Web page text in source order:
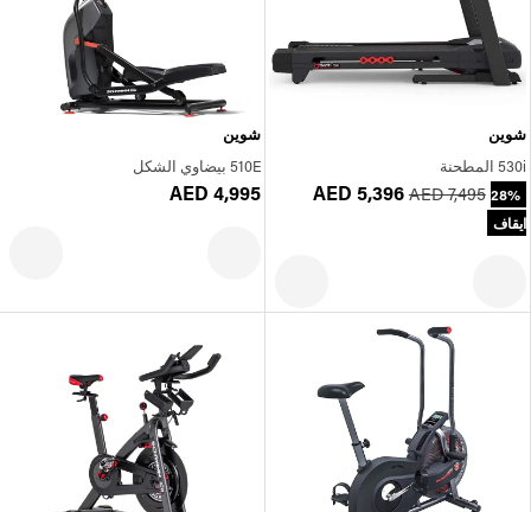
شوين
530i المطحنة
AED 5,396 AED 7,495 28%
ايقاف
شوين
510E بيضاوي الشكل
AED 4,995